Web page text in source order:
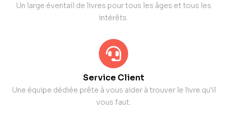
Un large éventail de livres pour tous les âges et tous les
intérêts.
Service Client
Une équipe dédiée prête à vous aider à trouver le livre qu'il
vous faut.